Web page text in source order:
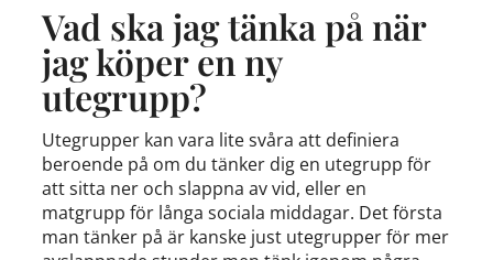
Vad ska jag tänka på när
jag köper en ny
utegrupp?
Utegrupper kan vara lite svåra att definiera
beroende på om du tänker dig en utegrupp för
att sitta ner och slappna av vid, eller en
matgrupp för långa sociala middagar. Det första
man tänker på är kanske just utegrupper för mer